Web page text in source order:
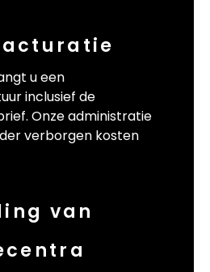
u een
inclusief de
Onze administratie
verborgen kosten
van